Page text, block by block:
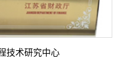
技术研究中心